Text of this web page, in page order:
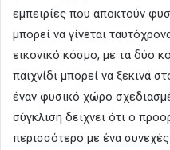
εμπειρίες που αποκτούν
μπορεί να γίνεται
εικονικό κόσμο, με τα δύο
παιχνίδι μπορεί να ξεκινά
έναν φυσικό χώρο
σύγκλιση δείχνει ότι ο
περισσότερο με ένα